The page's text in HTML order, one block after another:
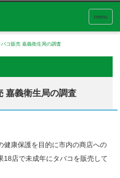
menu
コ販売 嘉義衛生局の調査
嘉義衛生局の調査
健康保護を目的に市内の商店への
18店で未成年にタバコを販売して